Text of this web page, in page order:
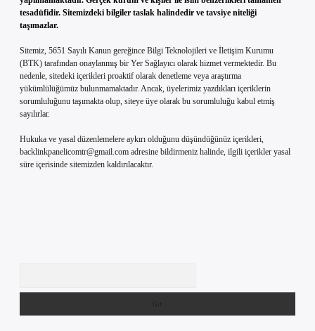
tesadüfidir. Sitemizdeki bilgiler taslak halindedir ve tavsiye niteliği
taşımazlar.
Sitemiz, 5651 Sayılı Kanun gereğince Bilgi Teknolojileri ve İletişim Kurumu
(BTK) tarafından onaylanmış bir Yer Sağlayıcı olarak hizmet vermektedir. Bu
nedenle, sitedeki içerikleri proaktif olarak denetleme veya araştırma
yükümlülüğümüz bulunmamaktadır. Ancak, üyelerimiz yazdıkları içeriklerin
sorumluluğunu taşımakta olup, siteye üye olarak bu sorumluluğu kabul etmiş
sayılırlar.
Hukuka ve yasal düzenlemelere aykırı olduğunu düşündüğünüz içerikleri,
backlinkpanelicomtr@gmail.com adresine bildirmeniz halinde, ilgili içerikler yasal
süre içerisinde sitemizden kaldırılacaktır.